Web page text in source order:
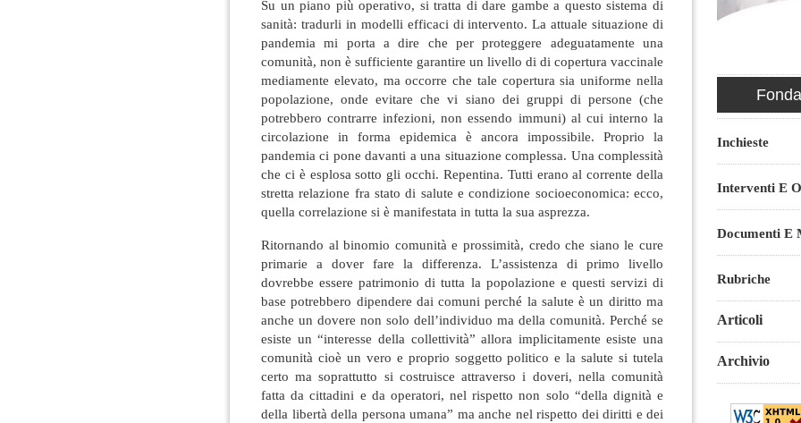
Su un piano più operativo, si tratta di dare gambe a questo sistema di
sanità: tradurli in modelli efficaci di intervento. La attuale situazione di
pandemia mi porta a dire che per proteggere adeguatamente una
comunità, non è sufficiente garantire un livello di di copertura vaccinale
mediamente elevato, ma occorre che tale copertura sia uniforme nella
popolazione, onde evitare che vi siano dei gruppi di persone (che
potrebbero contrarre infezioni, non essendo immuni) al cui interno la
circolazione in forma epidemica è ancora impossibile. Proprio la
pandemia ci pone davanti a una situazione complessa. Una complessità
che ci è esplosa sotto gli occhi. Repentina. Tutti erano al corrente della
stretta relazione fra stato di salute e condizione socioeconomica: ecco,
quella correlazione si è manifestata in tutta la sua asprezza.
Ritornando al binomio comunità e prossimità, credo che siano le cure
primarie a dover fare la differenza. L’assistenza di primo livello
dovrebbe essere patrimonio di tutta la popolazione e questi servizi di
base potrebbero dipendere dai comuni perché la salute è un diritto ma
anche un dovere non solo dell’individuo ma della comunità. Perché se
esiste un “interesse della collettività” allora implicitamente esiste una
comunità cioè un vero e proprio soggetto politico e la salute si tutela
certo ma soprattutto si costruisce attraverso i doveri, nella comunità
fatta da cittadini e da operatori, nel rispetto non solo “della dignità e
della libertà della persona umana” ma anche nel rispetto dei diritti e dei
Inchieste
Interventi E
Documenti E
Rubriche
Articoli
Archivio